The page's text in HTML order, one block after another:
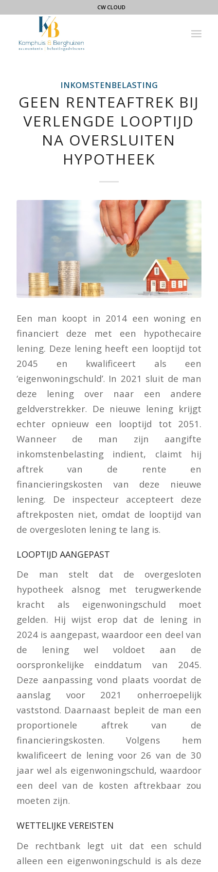
CW CLOUD
INKOMSTENBELASTING
GEEN RENTEAFTREK BIJ
VERLENGDE LOOPTIJD
NA OVERSLUITEN
HYPOTHEEK
Een man koopt in 2014 een woning en
financiert deze met een hypothecaire
lening. Deze lening heeft een looptijd tot
2045 en kwalificeert als een
‘eigenwoningschuld’. In 2021 sluit de man
deze lening over naar een andere
geldverstrekker. De nieuwe lening krijgt
echter opnieuw een looptijd tot 2051.
Wanneer de man zijn aangifte
inkomstenbelasting indient, claimt hij
aftrek van de rente en
financieringskosten van deze nieuwe
lening. De inspecteur accepteert deze
aftrekposten niet, omdat de looptijd van
de overgesloten lening te lang is.
LOOPTIJD AANGEPAST
De man stelt dat de overgesloten
hypotheek alsnog met terugwerkende
kracht als eigenwoningschuld moet
gelden. Hij wijst erop dat de lening in
2024 is aangepast, waardoor een deel van
de lening wel voldoet aan de
oorspronkelijke einddatum van 2045.
Deze aanpassing vond plaats voordat de
aanslag voor 2021 onherroepelijk
vaststond. Daarnaast bepleit de man een
proportionele aftrek van de
financieringskosten. Volgens hem
kwalificeert de lening voor 26 van de 30
jaar wel als eigenwoningschuld, waardoor
een deel van de kosten aftrekbaar zou
moeten zijn.
WETTELIJKE VEREISTEN
De rechtbank legt uit dat een schuld
alleen een eigenwoningschuld is als deze